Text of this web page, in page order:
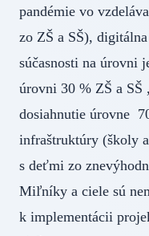
pandémie vo
zo ZŠ a SŠ),
súčasnosti na úrovni
úrovni 30 % ZŠ a SŠ
dosiahnutie úrovne
infraštruktúry (školy
s deťmi zo
Miľníky a ciele sú
k implementácii